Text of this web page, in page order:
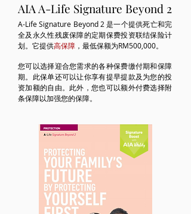
AIA A-Life Signature Beyond 2
A-Life Signature Beyond 2 是一个提供死亡和完
全及永久性残废保障的定期保费投资联结保险计
划。它提供高保障 ，最低保额为RM500,000。
您可以选择迎合您需求的各种保费缴付期和保障
期。此保单还可以让你享有提早提款及为您的投
资加额的自由。此外，您也可以额外付费选择附
条保障以加强您的保障。